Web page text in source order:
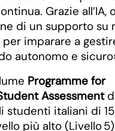
Grazie all’IA,
di un supporto su
imparare a
autonomo e
Programme for
Assessment
studenti italiani di
più alto (Livello